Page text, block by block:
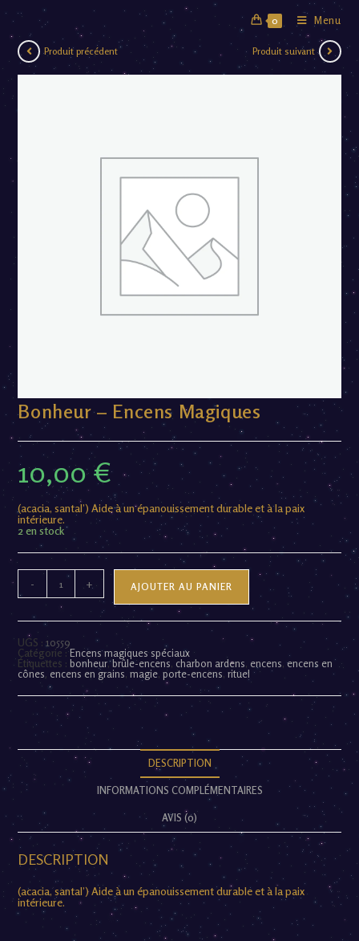
0 Menu
Produit précédent Produit suivant
Bonheur – Encens Magiques
10,00€
(acacia, santal’) Aide à un épanouissement durable et à la paix
intérieure.
2 en stock
- + AJOUTER AU PANIER
UGS :10559
Catégorie :Encens magiques spéciaux
Étiquettes :bonheur,brûle-encens, charbon ardens, encens,encens en
cônes, encens en grains,magie,porte-encens,rituel
DESCRIPTION
INFORMATIONS COMPLÉMENTAIRES
AVIS (0)
DESCRIPTION
(acacia, santal’) Aide à un épanouissement durable et à la paix
intérieure.